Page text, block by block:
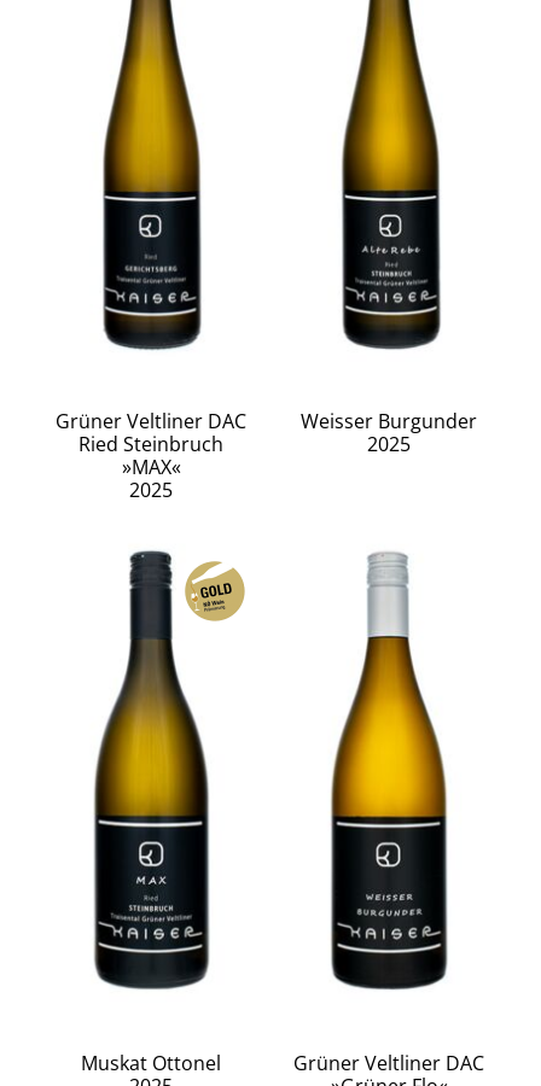
Grüner Veltliner DAC
Ried Steinbruch
»MAX«
2025
Weisser Burgunder
2025
Muskat Ottonel
Grüner Veltliner DAC